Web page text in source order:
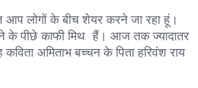
आप लोगों के बीच शेयर करने जा रहा हूं।
के पीछे काफी मिथ हैं। आज तक ज्यादातर
अमिताभ बच्चन के पिता हरिवंश राय